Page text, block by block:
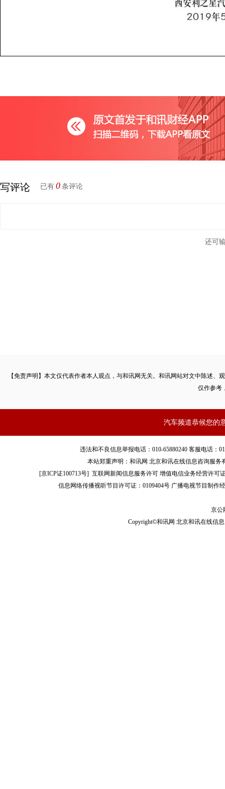
写评论 已有 0 条评论
还可
【免责声明】本文仅代表作者本人观点，与和讯网无关。和讯网站对文中陈述
仅作参考
汽车频道恭候您的
违法和不良信息举报电话：010-65880240 客服电话：
本站郑重声明：和讯网 北京和讯在线信息咨询服
[京ICP证100713号]互联网新闻信息服务许可 增值电信业务经营许可
信息网络传播视听节目许可证：0109404号 广播电视节目制作
京公
Copyright©和讯网 北京和讯在线信